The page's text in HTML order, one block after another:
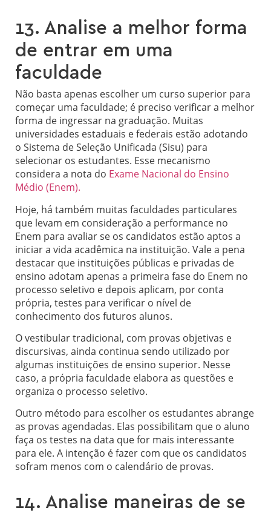
13. Analise a melhor forma
de entrar em uma
faculdade
Não basta apenas escolher um curso superior para
começar uma faculdade; é preciso verificar a melhor
forma de ingressar na graduação. Muitas
universidades estaduais e federais estão adotando
o Sistema de Seleção Unificada (Sisu) para
selecionar os estudantes. Esse mecanismo
considera a nota do Exame Nacional do Ensino
Médio (Enem).
Hoje, há também muitas faculdades particulares
que levam em consideração a performance no
Enem para avaliar se os candidatos estão aptos a
iniciar a vida acadêmica na instituição. Vale a pena
destacar que instituições públicas e privadas de
ensino adotam apenas a primeira fase do Enem no
processo seletivo e depois aplicam, por conta
própria, testes para verificar o nível de
conhecimento dos futuros alunos.
O vestibular tradicional, com provas objetivas e
discursivas, ainda continua sendo utilizado por
algumas instituições de ensino superior. Nesse
caso, a própria faculdade elabora as questões e
organiza o processo seletivo.
Outro método para escolher os estudantes abrange
as provas agendadas. Elas possibilitam que o aluno
faça os testes na data que for mais interessante
para ele. A intenção é fazer com que os candidatos
sofram menos com o calendário de provas.
14. Analise maneiras de se